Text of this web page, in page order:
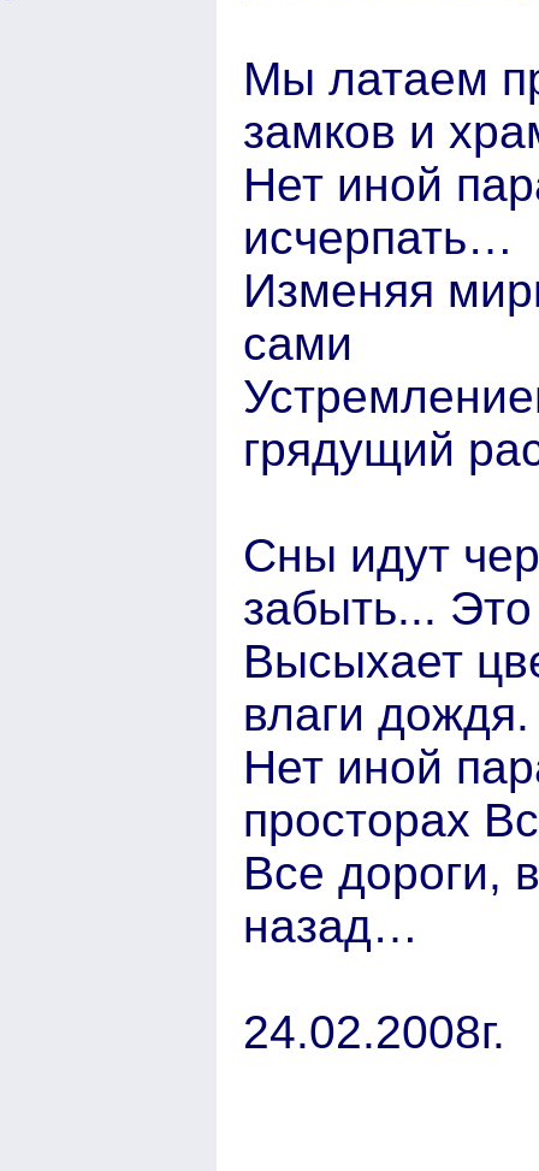
Мы латаем
замков и
Нет иной
исчерпать…
Изменяя
сами
грядущий
Сны идут
забыть...
Высыхает
влаги дождя.
Нет иной
просторах
Все дороги,
назад…
24.02.2008г.